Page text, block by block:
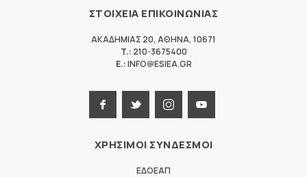
ΣΤΟΙΧΕΙΑ ΕΠΙΚΟΙΝΩΝΙΑΣ
ΑΚΑΔΗΜΙΑΣ 20, ΑΘΗΝΑ, 10671
T.: 210-3675400
E.:INFO@ESIEA.GR
ΧΡΗΣΙΜΟΙ ΣΥΝΔΕΣΜΟΙ
ΕΔΟΕΑΠ